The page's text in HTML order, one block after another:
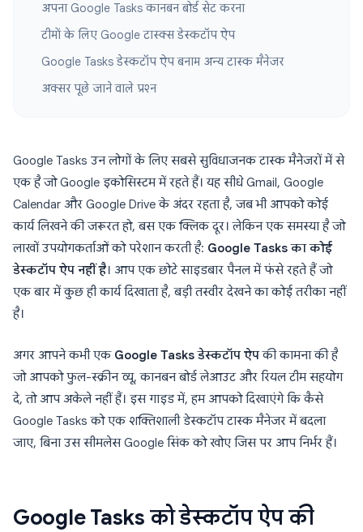
अपना Google Tasks कानबन बोर्ड सेट करना
टीमों के लिए Google टास्क्स डेस्कटॉप ऐप
Google Tasks डेस्कटॉप ऐप बनाम अन्य टास्क मैनेजर
अक्सर पूछे जाने वाले प्रश्न
Google Tasks उन लोगों के लिए सबसे सुविधाजनक टास्क मैनेजरों में से
एक है जो Google इकोसिस्टम में रहते हैं। यह सीधे Gmail, Google
Calendar और Google Drive के अंदर रहता है, जब भी आपको कोई
कार्य लिखने की जरूरत हो, बस एक क्लिक दूर। लेकिन एक समस्या है जो
लाखों उपयोगकर्ताओं को परेशान करती है: Google Tasks का कोई
डेस्कटॉप ऐप नहीं है। आप एक छोटे साइडबार पैनल में फंसे रहते हैं जो
एक बार में कुछ ही कार्य दिखाता है, बड़ी तस्वीर देखने का कोई तरीका नहीं
है।
अगर आपने कभी एक Google Tasks डेस्कटॉप ऐपकी कामना की है
जो आपको फुल-स्क्रीन व्यू, कानबन बोर्ड लेआउट और रियल टीम सहयोग
दे, तो आप अकेले नहीं हैं। इस गाइड में, हम आपको दिखाएंगे कि कैसे
Google Tasks को एक शक्तिशाली डेस्कटॉप टास्क मैनेजर में बदला
जाए, बिना उस सीमलेस Google सिंक को खोए जिस पर आप निर्भर हैं।
Google Tasks को डेस्कटॉप ऐप की